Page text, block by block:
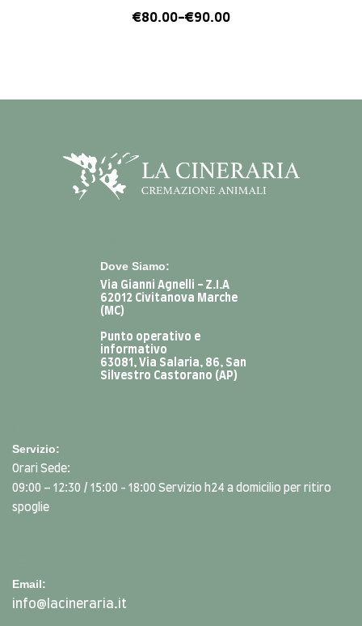
€80.00-€90.00
Dove Siamo:
Via Gianni Agnelli - Z.I.A
62012 Civitanova Marche
(MC)
Punto operativo e
informativo
63081, Via Salaria, 86, San
Silvestro Castorano (AP)
Servizio:
Orari Sede:
09:00 – 12:30 / 15:00 - 18:00 Servizio h24 a domicilio per ritiro
spoglie
Email:
info@lacineraria.it